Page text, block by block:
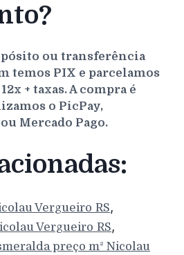
ou transferência
temos PIX e parcelamos
+ taxas. A compra é
o PicPay,
Mercado Pago.
Vergueiro RS,
Vergueiro RS,
preço m² Nicolau